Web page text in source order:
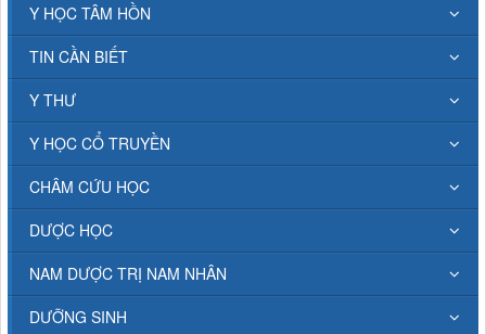
Y HỌC TÂM HỒN
TIN CẦN BIẾT
Y THƯ
Y HỌC CỔ TRUYỀN
CHÂM CỨU HỌC
DƯỢC HỌC
NAM DƯỢC TRỊ NAM NHÂN
DƯỠNG SINH